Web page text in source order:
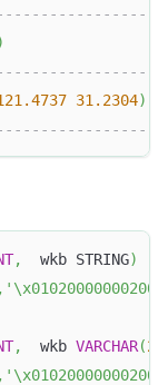
+
+
31.2304)
+
,
  wkb STRING
)
,
,
  wkb
VARCHAR(
,